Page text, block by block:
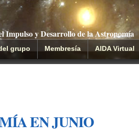
Impulso y Desarrollo de la Astronomía
grupo Membresía AIDA Virtual
EN JUNIO